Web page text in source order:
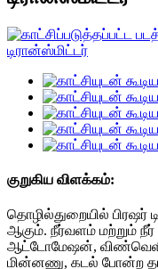
குறுகிய விளக்கம்:
தொழில்துறையில் பிரஷர்
ஆகும். நீர்வளம் மற்றும் நீர்
ஆட்டோமேஷன்,
மின்னணு, கடல் போன்ற